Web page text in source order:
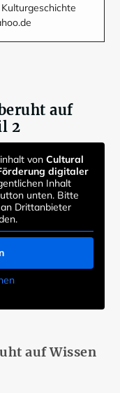
auf
2
von Cultural
digitaler
Inhalt
unten. Bitte
Drittanbieter
auf Wissen